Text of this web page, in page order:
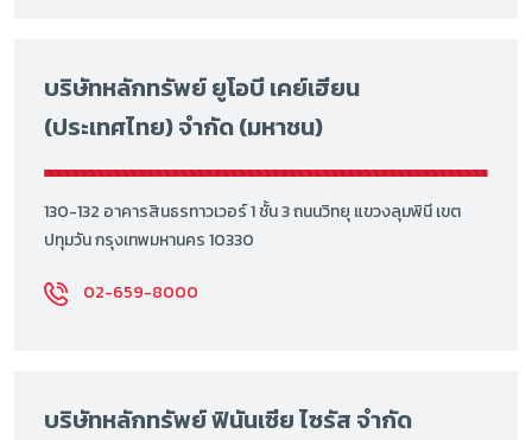
บริษัทหลักทรัพย์ ยูโอบี เคย์เฮียน
(ประเทศไทย) จำกัด (มหาชน)
130-132 อาคารสินธรทาวเวอร์ 1 ชั้น 3 ถนนวิทยุ แขวงลุมพินี เขต
ปทุมวัน กรุงเทพมหานคร 10330
02-659-8000
บริษัทหลักทรัพย์ ฟินันเซีย ไซรัส จำกัด